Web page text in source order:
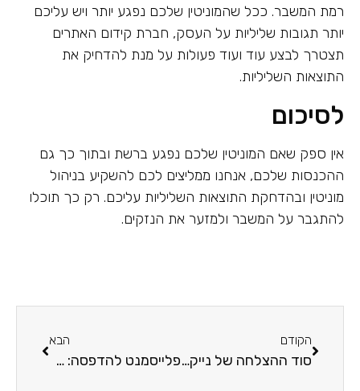
רמת המשבר. ככל שהמוניטין שלכם נפגע יותר ויש עליכם
יותר תגובות שליליות על העסק, חברת קידום האתרים
תצטרך לבצע עוד ועוד פעולות על מנת להדחיק את
התוצאות השליליות.
לסיכום
אין ספק שאם המוניטין שלכם נפגע ברשת ובתוך כך גם
ההכנסות שלכם, אנחנו ממליצים לכם להשקיע בניהול
מוניטין ובהדחקת התוצאות השליליות עליכם. רק כך תוכלו
להתגבר על המשבר ולמזער את הנזקים.
הקודם
סוד ההצלחה של נייק: מהמיתוג ועד להצלחה עולמית
הבא
פלייסמנט להדפסה: מיתוג מקורי וצבעוני במיוחד